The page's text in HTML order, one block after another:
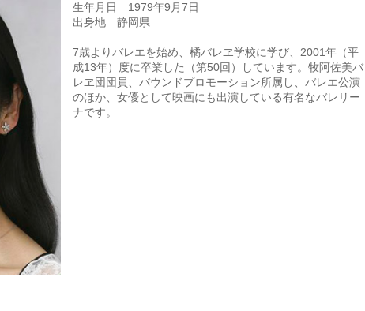
生年月日 1979年9月7日
出身地 静岡県
7歳よりバレエを始め、橘バレヱ学校に学び、2001年（平
成13年）度に卒業した（第50回）しています。牧阿佐美バ
レヱ団団員、バウンドプロモーション所属し、バレエ公演
のほか、女優として映画にも出演している有名なバレリー
ナです。